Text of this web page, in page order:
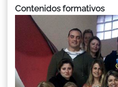
Contenidos formativos